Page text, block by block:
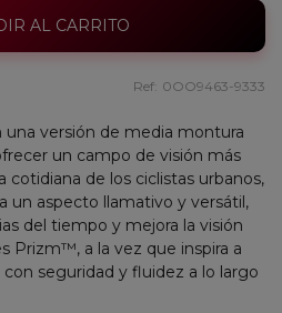
AL CARRITO
Ref: 0OO9463-9333
una versión de media montura
un campo de visión más
cotidiana de los ciclistas urbanos,
un aspecto llamativo y versátil,
del tiempo y mejora la visión
Prizm™, a la vez que inspira a
seguridad y fluidez a lo largo